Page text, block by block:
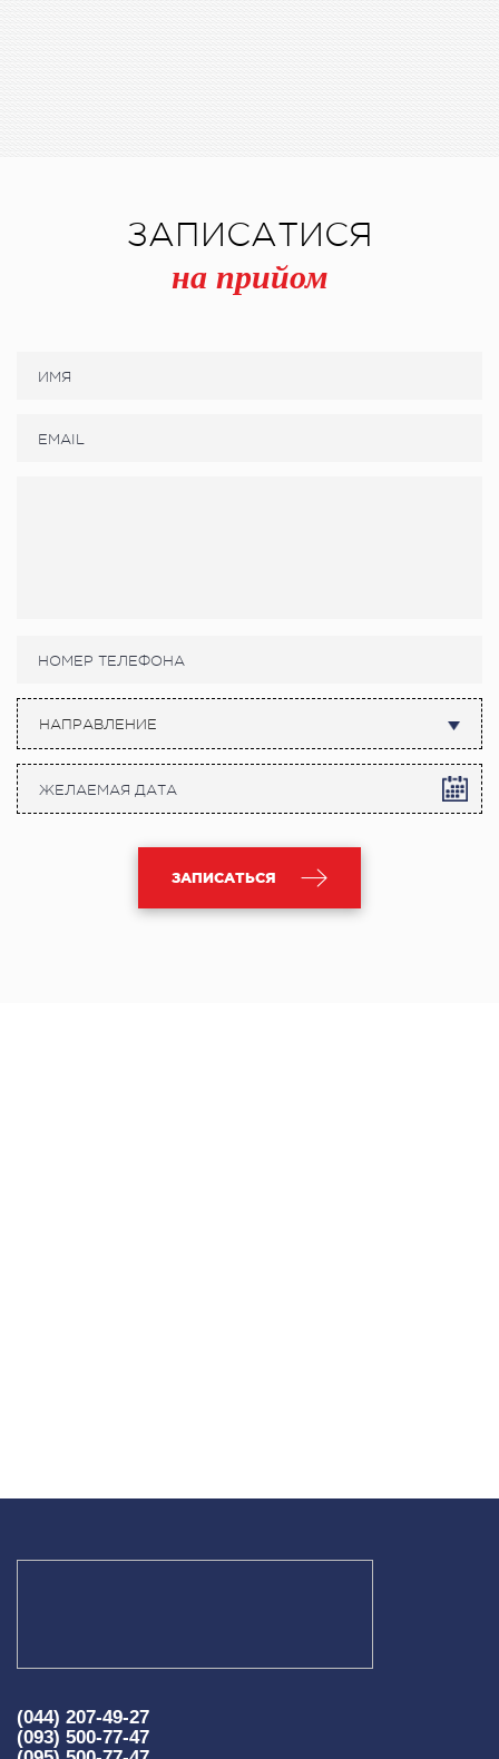
ЗАПИСАТИСЯ
на прийом
НАПРАВЛЕНИЕ
ЗАПИСАТЬСЯ
(044) 207-49-27
(093) 500-77-47